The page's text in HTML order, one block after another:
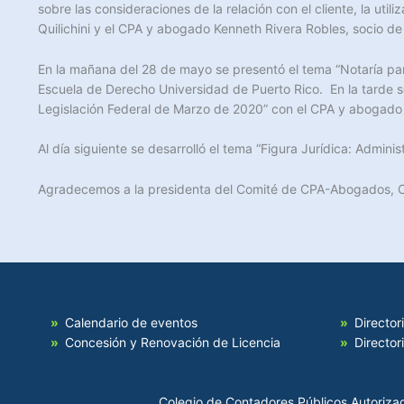
sobre las consideraciones de la relación con el cliente, la
Quilichini y el CPA y abogado Kenneth Rivera Robles, socio
En la mañana del 28 de mayo se presentó el tema “Notaría
Escuela de Derecho Universidad de Puerto Rico. En la tarde
Legislación Federal de Marzo de 2020” con el CPA y
Al día siguiente se desarrolló el tema “Figura Jurídica:
Agradecemos a la presidenta del Comité de CPA-Abogados,
Calendario de eventos
Concesión y Renovación de Licencia